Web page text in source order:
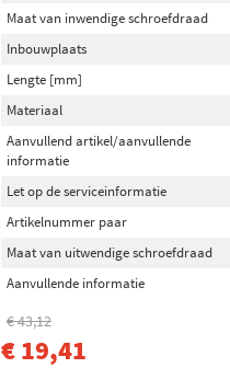
Maat van inwendige schroefdraad
Inbouwplaats
Lengte [mm]
Materiaal
Aanvullend artikel/aanvullende
informatie
Let op de serviceinformatie
Artikelnummer paar
Maat van uitwendige schroefdraad
Aanvullende informatie
€ 43,12
€ 19,41